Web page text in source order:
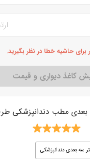
کاغذ دیواری و قیمت
بعدی مطب دندانپزشکی
سه بعدی دندانپزشکی